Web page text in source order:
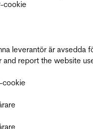
cookie
leverantör är
report the website
cookie